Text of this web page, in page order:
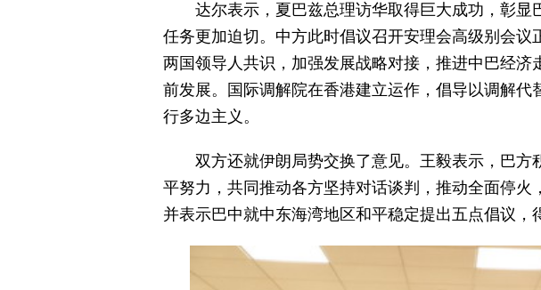
达尔表示，夏巴兹总理访华取得巨大成功，彰
任务更加迫切。中方此时倡议召开安理会高级别会
两国领导人共识，加强发展战略对接，推进中巴经
前发展。国际调解院在香港建立运作，倡导以调解
行多边主义。
双方还就伊朗局势交换了意见。王毅表示，巴
平努力，共同推动各方坚持对话谈判，推动全面停
并表示巴中就中东海湾地区和平稳定提出五点倡议，